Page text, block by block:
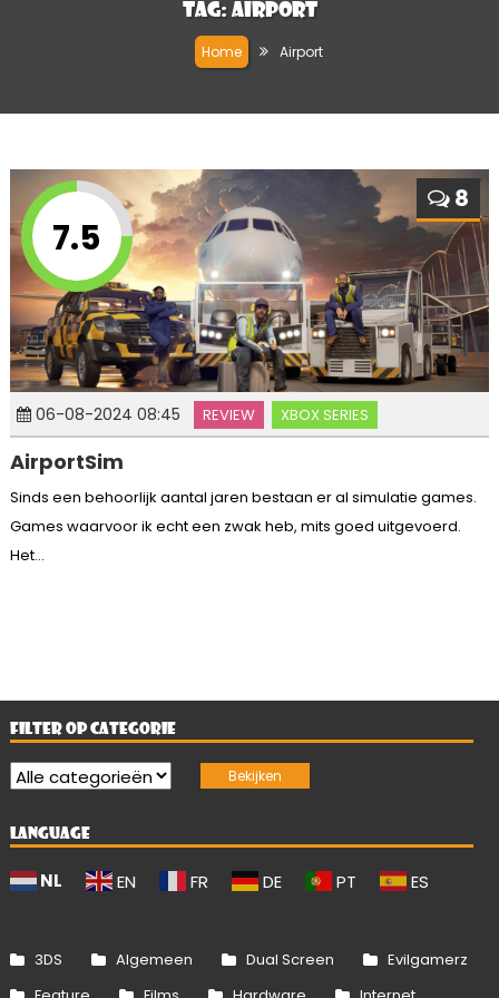
Tag: Airport
Home Airport
7.5
8
06-08-2024 08:45 REVIEW XBOX SERIES
AirportSim
Sinds een behoorlijk aantal jaren bestaan er al simulatie games.
Games waarvoor ik echt een zwak heb, mits goed uitgevoerd.
Het...
FILTER OP CATEGORIE
LANGUAGE
NL EN FR DE PT ES
3DS Algemeen Dual Screen
Evilgamerz